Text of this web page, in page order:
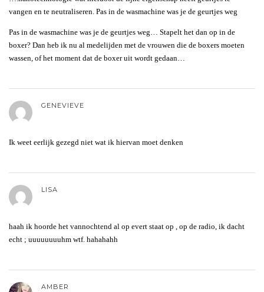
vangen en te neutraliseren. Pas in de wasmachine was je de geurtjes weg
Pas in de wasmachine was je de geurtjes weg… Stapelt het dan op in de
boxer? Dan heb ik nu al medelijden met de vrouwen die de boxers moeten
wassen, of het moment dat de boxer uit wordt gedaan…
GENEVIEVE
Ik weet eerlijk gezegd niet wat ik hiervan moet denken
LISA
haah ik hoorde het vannochtend al op evert staat op , op de radio, ik dacht
echt ; uuuuuuuuhm wtf. hahahahh
AMBER